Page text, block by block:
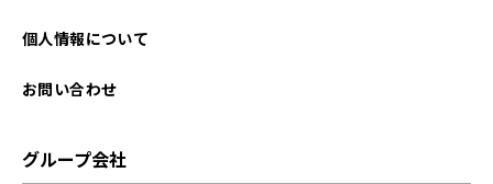
個人情報について
お問い合わせ
グループ会社